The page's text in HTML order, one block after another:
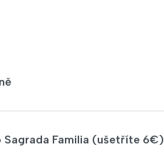
Sagrada Familia (ušetříte 6€)